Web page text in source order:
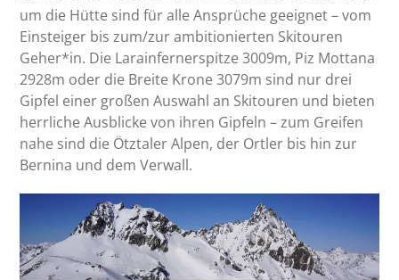
um die Hütte sind für alle Ansprüche geeignet – vom
Einsteiger bis zum/zur ambitionierten Skitouren
Geher*in. Die Larainfernerspitze 3009m, Piz Mottana
2928m oder die Breite Krone 3079m sind nur drei
Gipfel einer großen Auswahl an Skitouren und bieten
herrliche Ausblicke von ihren Gipfeln – zum Greifen
nahe sind die Ötztaler Alpen, der Ortler bis hin zur
Bernina und dem Verwall.